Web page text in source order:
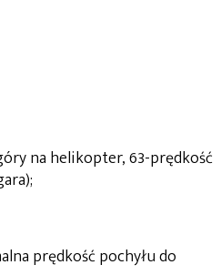
na helikopter, 63-prędkość
prędkość pochyłu do